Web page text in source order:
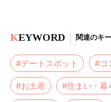
KEYWORD 関連のキ
#デートスポット #コ
#お土産 #住まい・暮